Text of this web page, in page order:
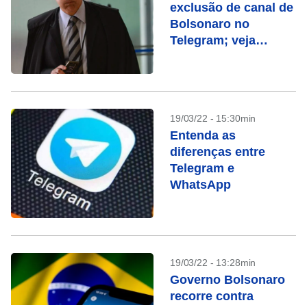
exclusão de canal de
Bolsonaro no
Telegram; veja
19/03/22 - 15:30min
Entenda as
diferenças entre
Telegram e
WhatsApp
19/03/22 - 13:28min
Governo Bolsonaro
recorre contra